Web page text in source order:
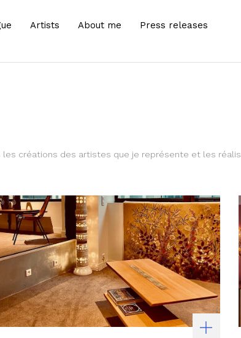
Artists About me
Press releases
créations des artistes que je représente et les